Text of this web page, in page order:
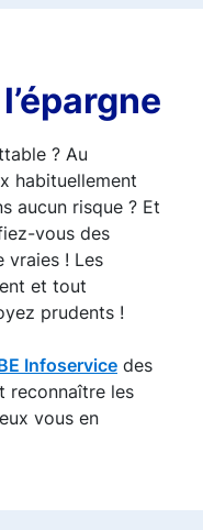
? Au
habituellement
aucun risque ? Et
vous des
vraies ! Les
et tout
prudents !
Infoservice des
reconnaître les
vous en